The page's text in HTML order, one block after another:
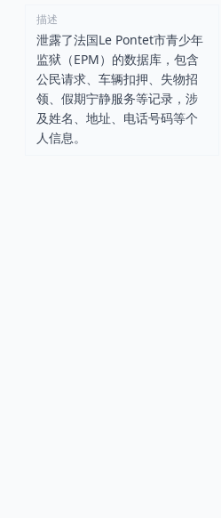
描述
泄露了法国Le Pontet市青少年
监狱（EPM）的数据库，包含
公民请求、车辆扣押、失物招
领、假期宁静服务等记录，涉
及姓名、地址、电话号码等个
人信息。